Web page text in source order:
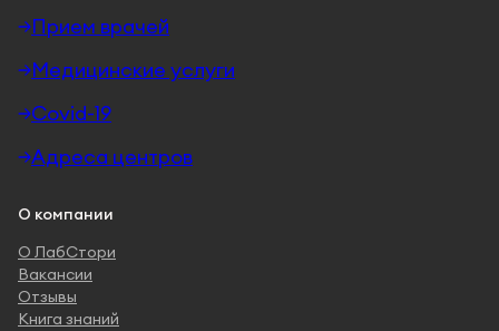
Прием врачей
Медицинские услуги
Covid-19
Адреса центров
О компании
О ЛабСтори
Вакансии
Отзывы
Книга знаний